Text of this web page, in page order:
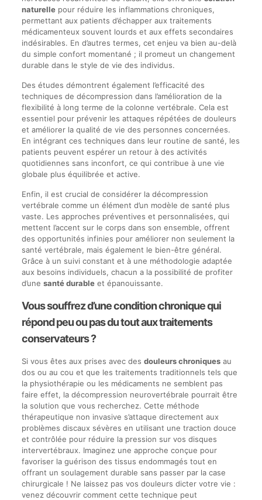
naturellepour réduire les inflammations chroniques,
permettant aux patients d’échapper aux traitements
médicamenteux souvent lourds et aux effets secondaires
indésirables. En d’autres termes, cet enjeu va bien au-delà
du simple confort momentané ; il promeut un changement
durable dans le style de vie des individus.
Des études démontrent également l’efficacité des
techniques de décompression dans l’amélioration de la
flexibilité à long terme de la colonne vertébrale. Cela est
essentiel pour prévenir les attaques répétées de douleurs
et améliorer la qualité de vie des personnes concernées.
En intégrant ces techniques dans leur routine de santé, les
patients peuvent espérer un retour à des activités
quotidiennes sans inconfort, ce qui contribue à une vie
globale plus équilibrée et active.
Enfin, il est crucial de considérer la décompression
vertébrale comme un élément d’un modèle de santé plus
vaste. Les approches préventives et personnalisées, qui
mettent l’accent sur le corps dans son ensemble, offrent
des opportunités infinies pour améliorer non seulement la
santé vertébrale, mais également le bien-être général.
Grâce à un suivi constant et à une méthodologie adaptée
aux besoins individuels, chacun a la possibilité de profiter
d’une santé durableet épanouissante.
Vous souffrez d’une condition chronique qui
répond peu ou pas du tout aux traitements
conservateurs ?
Si vous êtes aux prises avec des douleurs chroniquesau
dos ou au cou et que les traitements traditionnels tels que
la physiothérapie ou les médicaments ne semblent pas
faire effet, la décompression neurovertébrale pourrait être
la solution que vous recherchez. Cette méthode
thérapeutique non invasive s’attaque directement aux
problèmes discaux sévères en utilisant une traction douce
et contrôlée pour réduire la pression sur vos disques
intervertébraux. Imaginez une approche conçue pour
favoriser la guérison des tissus endommagés tout en
offrant un soulagement durable sans passer par la case
chirurgicale ! Ne laissez pas vos douleurs dicter votre vie :
venez découvrir comment cette technique peut